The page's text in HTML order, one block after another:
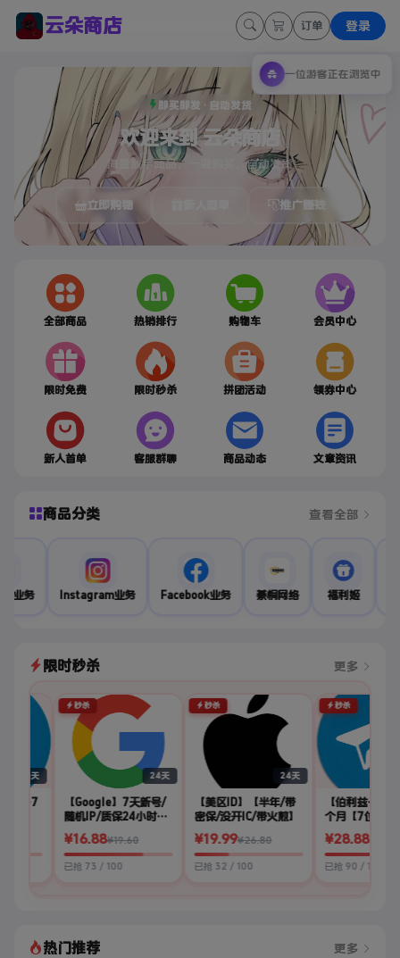
云朵商店 订单 登录
一位游客正在浏览中
即买即发 · 自动发货
欢迎来到 云朵商店
海量数字商品，一键购买，自动发货
立即购物 推广赚钱
全部商品 热销排行 购物车 会员中心
限时免费 限时秒杀 拼团活动 领券中心
新人首单 客服群聊 商品动态 文章资讯
商品分类 查看全部
业务 Instagram业务 Facebook业务 綦桐网络 福利姬
限时秒杀 更多
24天
秒杀
24天
【Google】7天新号/
随机IP/质保24小时⭐
推荐
¥16.88¥19.60
已抢 73 / 100
秒杀
24天
【美区ID】【半年/带
密保/没开IC/带火煎】
¥19.99¥26.80
已抢 32 / 100
秒杀
【‌伯利兹‌+501
个月【7位短号】
¥28.88¥37.90
已抢 90 / 100
热门推荐 更多